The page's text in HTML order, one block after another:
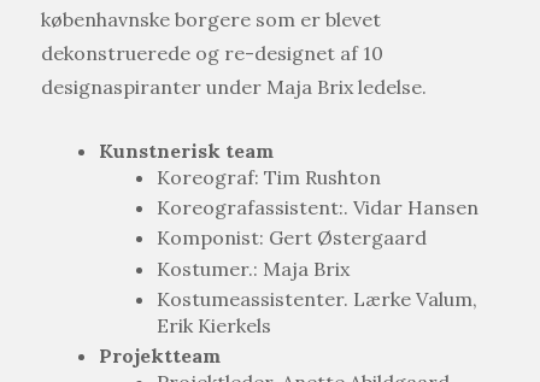
københavnske borgere som er blevet
dekonstruerede og re-designet af 10
designaspiranter under Maja Brix ledelse.
Kunstnerisk team
Koreograf: Tim Rushton
Koreografassistent:. Vidar Hansen
Komponist: Gert Østergaard
Kostumer.: Maja Brix
Kostumeassistenter. Lærke Valum,
Erik Kierkels
Projektteam